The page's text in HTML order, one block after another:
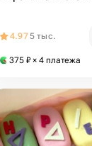
4.975 тыс.
375 ₽ × 4 платежа